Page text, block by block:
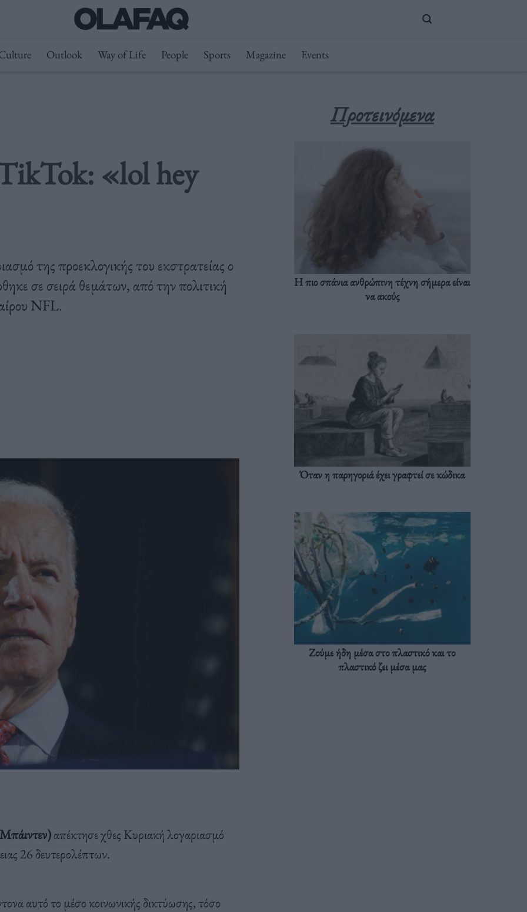
Outlook Way of Life People Sports Magazine Events
«lol hey
της προεκλογικής του εκστρατείας ο
σε σειρά θεμάτων, από την πολιτική
NFL.
απέκτησε χθες Κυριακή λογαριασμό
26 δευτερολέπτων.
αυτό το μέσο κοινωνικής δικτύωσης, τόσο
Προτεινόμενα
Η πιο σπάνια ανθρώπινη τέχνη σήμερα είναι
να ακούς
Όταν η παρηγοριά έχει γραφτεί σε κώδικα
Ζούμε ήδη μέσα στο πλαστικό και το
πλαστικό ζει μέσα μας